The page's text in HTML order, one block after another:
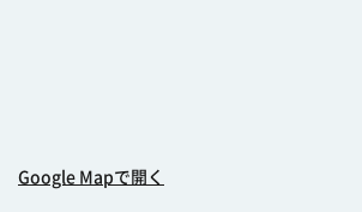
Google Mapで開く